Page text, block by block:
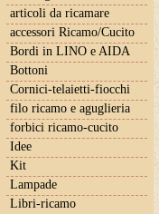
articoli da ricamare
accessori Ricamo/Cucito
Bordi in LINO e AIDA
Bottoni
Cornici-telaietti-fiocchi
filo ricamo e aguglieria
forbici ricamo-cucito
Idee
Kit
Lampade
Libri-ricamo